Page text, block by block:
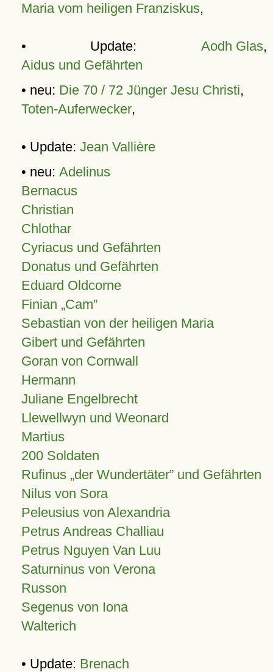
Maria vom heiligen Franziskus,
• Update: Aodh Glas,
Aidus und Gefährten
• neu: Die 70 / 72 Jünger Jesu Christi,
Toten-Auferwecker,
• Update: Jean Vallière
• neu: Adelinus
Bernacus
Christian
Chlothar
Cyriacus und Gefährten
Donatus und Gefährten
Eduard Oldcorne
Finian Cam
Sebastian von der heiligen Maria
Gibert und Gefährten
Goran von Cornwall
Hermann
Juliane Engelbrecht
Llewellwyn und Weonard
Martius
200 Soldaten
Rufinus „der Wundertäter” und Gefährten
Nilus von Sora
Peleusius von Alexandria
Petrus Andreas Challiau
Petrus Nguyen Van Luu
Saturninus von Verona
Russon
Segenus von Iona
Walterich
• Update: Brenach